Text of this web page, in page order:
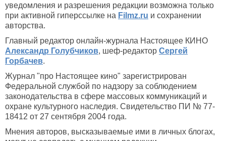
уведомления и разрешения редакции возможна только
при активной гиперссылке на Filmz.ru и сохранении
авторства.
Главный редактор онлайн-журнала Настоящее КИНО
Александр Голубчиков, шеф-редактор Сергей
Горбачев.
Журнал "про Настоящее кино" зарегистрирован
Федеральной службой по надзору за соблюдением
законодательства в сфере массовых коммуникаций и
охране культурного наследия. Свидетельство ПИ № 77-
18412 от 27 сентября 2004 года.
Мнения авторов, высказываемые ими в личных блогах,